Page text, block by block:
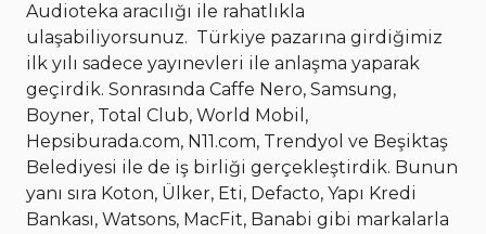
Audioteka aracılığı ile rahatlıkla
ulaşabiliyorsunuz. Türkiye pazarına girdiğimiz
ilk yılı sadece yayınevleri ile anlaşma yaparak
geçirdik. Sonrasında Caffe Nero, Samsung,
Boyner, Total Club, World Mobil,
Hepsiburada.com, N11.com, Trendyol ve Beşiktaş
Belediyesi ile de iş birliği gerçekleştirdik. Bunun
yanı sıra Koton, Ülker, Eti, Defacto, Yapı Kredi
Bankası, Watsons, MacFit, Banabi gibi markalarla